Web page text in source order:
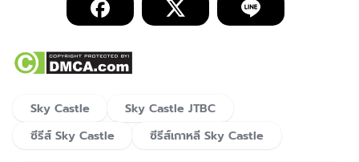
Sky Castle
Sky Castle JTBC
ซีรีส์ Sky Castle
ซีรีส์เกาหลี Sky Castle